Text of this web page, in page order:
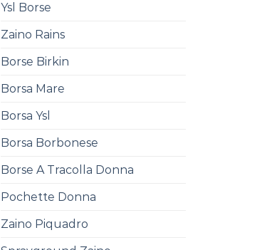
Ysl Borse
Zaino Rains
Borse Birkin
Borsa Mare
Borsa Ysl
Borsa Borbonese
Borse A Tracolla Donna
Pochette Donna
Zaino Piquadro